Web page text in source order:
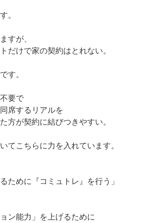
。
すが、
だけで家の契約はとれない。
す。
要で
席するリアルを
方が契約に結びつきやすい。
てこちらに力を入れています。
ために『コミュトレ』を行う」
ン能力」を上げるために